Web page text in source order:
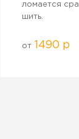
ломается
шить.
от 1490 р